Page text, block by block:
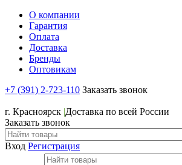
О компании
Гарантия
Оплата
Доставка
Бренды
Оптовикам
+7 (391) 2-723-110 Заказать звонок
г. Красноярск |Доставка по всей России
Заказать звонок
Вход Регистрация